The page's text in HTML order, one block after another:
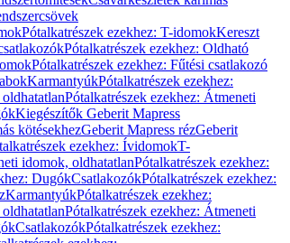
Pótalkatrészek ezekhez: T-idomokKereszt
Pótalkatrészek ezekhez: Oldható
Pótalkatrészek ezekhez: Fűtési csatlakozó
KarmantyúkPótalkatrészek ezekhez:
Pótalkatrészek ezekhez: Átmeneti
Kiegészítők Geberit Mapress
kötésekhezGeberit Mapress rézGeberit
ezekhez: ÍvidomokT-
idomok, oldhatatlanPótalkatrészek ezekhez:
DugókCsatlakozókPótalkatrészek ezekhez:
KarmantyúkPótalkatrészek ezekhez:
Pótalkatrészek ezekhez: Átmeneti
CsatlakozókPótalkatrészek ezekhez: